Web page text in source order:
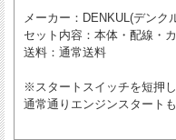
メーカー ：DENKUL(デンク
セット内容 ：本体・配線・
送料 ：通常送料
※スタートスイッチを短押
通常通りエンジンスタートも